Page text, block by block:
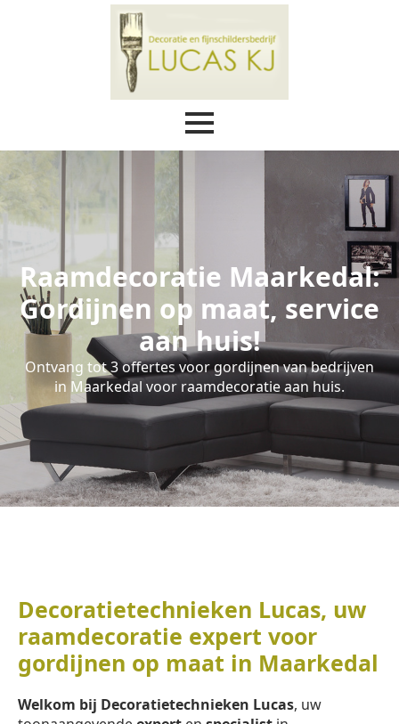
Raamdecoratie Maarkedal:
Gordijnen op maat, service
aan huis!
Ontvang tot 3 offertes voor gordijnen van bedrijven
in Maarkedal voor raamdecoratie aan huis.
Decoratietechnieken Lucas, uw
raamdecoratie expert voor
gordijnen op maat in Maarkedal
Welkom bij Decoratietechnieken Lucas, uw